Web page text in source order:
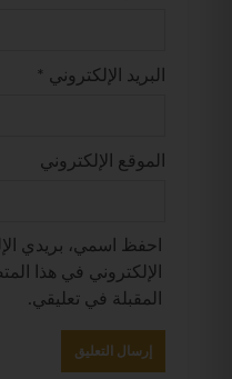
البريد الإلكتروني *
الموقع الإلكتروني
احفظ اسمي، بريدي
الإلكتروني في هذا
المقبلة في تعليقي.